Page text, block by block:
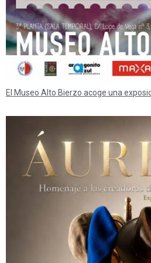
El Museo Alto Bierzo acoge una